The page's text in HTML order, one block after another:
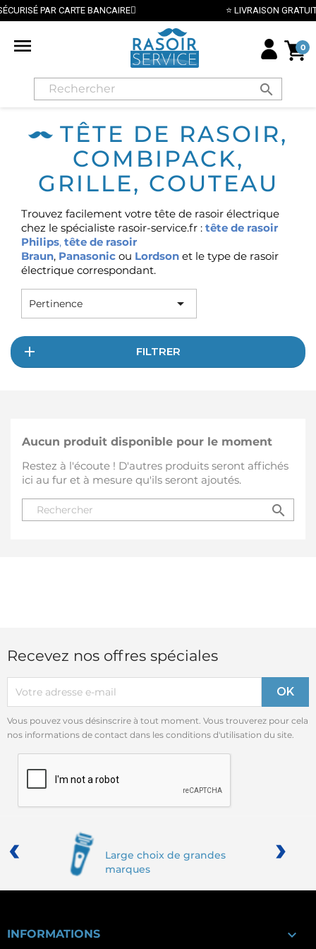
CARTE BANCAIRE ⭐ LIVRAISON GRATUITE EN
 0
search
TÊTE DE RASOIR,
COMBIPACK,
GRILLE, COUTEAU
Trouvez facilement votre tête de rasoir électrique
chez le spécialiste rasoir-service.fr : tête de rasoir
Philips, tête de rasoir
Braun, Panasonic ou Lordson et le type de rasoir
électrique correspondant.
Pertinence 
FILTRER
Aucun produit disponible pour le moment
Restez à l'écoute ! D'autres produits seront affichés
ici au fur et à mesure qu'ils seront ajoutés.
search
Recevez nos offres spéciales
Vous pouvez vous désinscrire à tout moment. Vous trouverez pour cela
nos informations de contact dans les conditions d'utilisation du site.
Large choix de grandes
marques
‹ ›
INFORMATIONS 